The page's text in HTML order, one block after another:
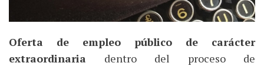
Oferta de empleo público de carácter
extraordinaria dentro del proceso de